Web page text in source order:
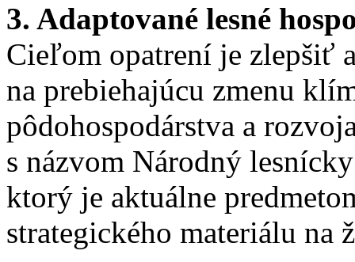
3. Adaptované lesné
Cieľom opatrení je zlepšiť
na prebiehajúcu zmenu
pôdohospodárstva a
s názvom Národný
ktorý je aktuálne
strategického materiálu na